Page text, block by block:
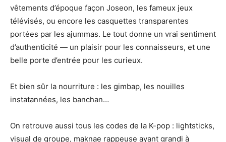
vêtements d’époque façon Joseon, les fameux jeux
télévisés, ou encore les casquettes transparentes
portées par les ajummas. Le tout donne un vrai sentiment
d’authenticité — un plaisir pour les connaisseurs, et une
belle porte d’entrée pour les curieux.
Et bien sûr la nourriture : les gimbap, les nouilles
instatannées, les banchan…
On retrouve aussi tous les codes de la K-pop : lightsticks,
visual de groupe, maknae rappeuse ayant grandi à